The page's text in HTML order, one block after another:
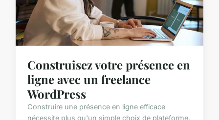
Construisez votre présence en
ligne avec un freelance
WordPress
Construire une présence en ligne efficace
nécessite plus qu'un simple choix de plateforme.